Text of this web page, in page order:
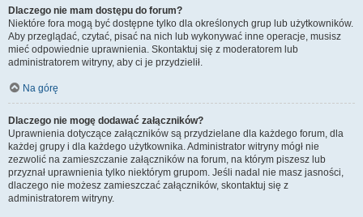
Dlaczego nie mam dostępu do forum?
Niektóre fora mogą być dostępne tylko dla określonych grup lub użytkowników.
Aby przeglądać, czytać, pisać na nich lub wykonywać inne operacje, musisz
mieć odpowiednie uprawnienia. Skontaktuj się z moderatorem lub
administratorem witryny, aby ci je przydzielił.
Na górę
Dlaczego nie mogę dodawać załączników?
Uprawnienia dotyczące załączników są przydzielane dla każdego forum, dla
każdej grupy i dla każdego użytkownika. Administrator witryny mógł nie
zezwolić na zamieszczanie załączników na forum, na którym piszesz lub
przyznał uprawnienia tylko niektórym grupom. Jeśli nadal nie masz jasności,
dlaczego nie możesz zamieszczać załączników, skontaktuj się z
administratorem witryny.